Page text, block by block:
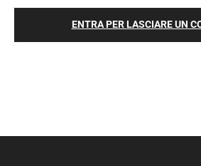
ENTRA PER LASCIARE UN